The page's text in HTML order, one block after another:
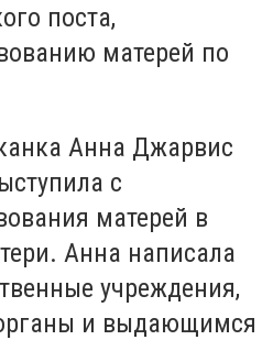
поста,
матерей по
Анна Джарвис
с
матерей в
Анна написала
учреждения,
и выдающимся